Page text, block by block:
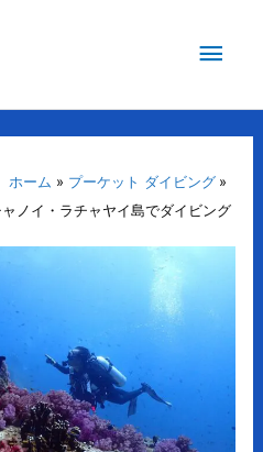
メ
メ
ニ
ュ
ホーム
プーケット ダイビング
ノイ・ラチャヤイ島でダイビング